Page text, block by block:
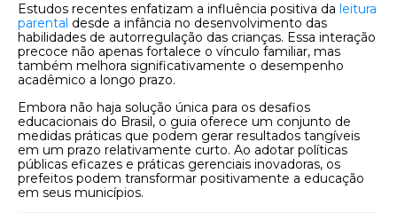
Estudos recentes enfatizam a influência positiva da leitura
parental desde a infância no desenvolvimento das
habilidades de autorregulação das crianças. Essa interação
precoce não apenas fortalece o vínculo familiar, mas
também melhora significativamente o desempenho
acadêmico a longo prazo.
Embora não haja solução única para os desafios
educacionais do Brasil, o guia oferece um conjunto de
medidas práticas que podem gerar resultados tangíveis
em um prazo relativamente curto. Ao adotar políticas
públicas eficazes e práticas gerenciais inovadoras, os
prefeitos podem transformar positivamente a educação
em seus municípios.